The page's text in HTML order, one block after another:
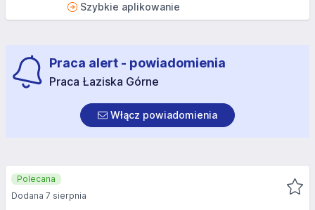
Szybkie aplikowanie
Praca alert - powiadomienia
Praca Łaziska Górne
Włącz powiadomienia
Polecana
Dodana 7 sierpnia